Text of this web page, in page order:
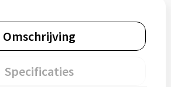
Omschrijving
Specificaties